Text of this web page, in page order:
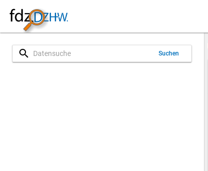
search Suchen